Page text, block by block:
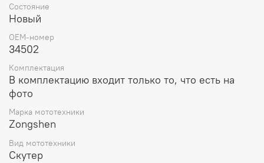
Состояние
Новый
OEM-номер
34502
Комплектация
В комплектацию входит только то, что есть на
фото
Марка мототехники
Zongshen
Вид мототехники
Скутер